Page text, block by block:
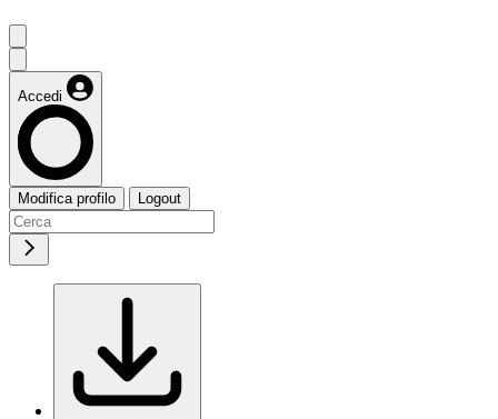
Accedi
Modifica profilo Logout